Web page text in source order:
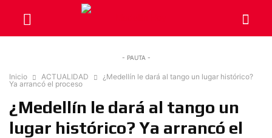
- PAUTA -
Inicio ACTUALIDAD
¿Medellín le dará al tango un lugar histórico?
Ya arrancó el proceso
¿Medellín le dará al tango un
lugar histórico? Ya arrancó el